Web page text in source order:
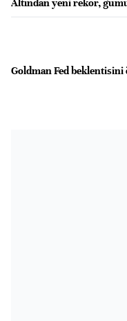
Altından yeni rekor,
Goldman Fed beklentisini